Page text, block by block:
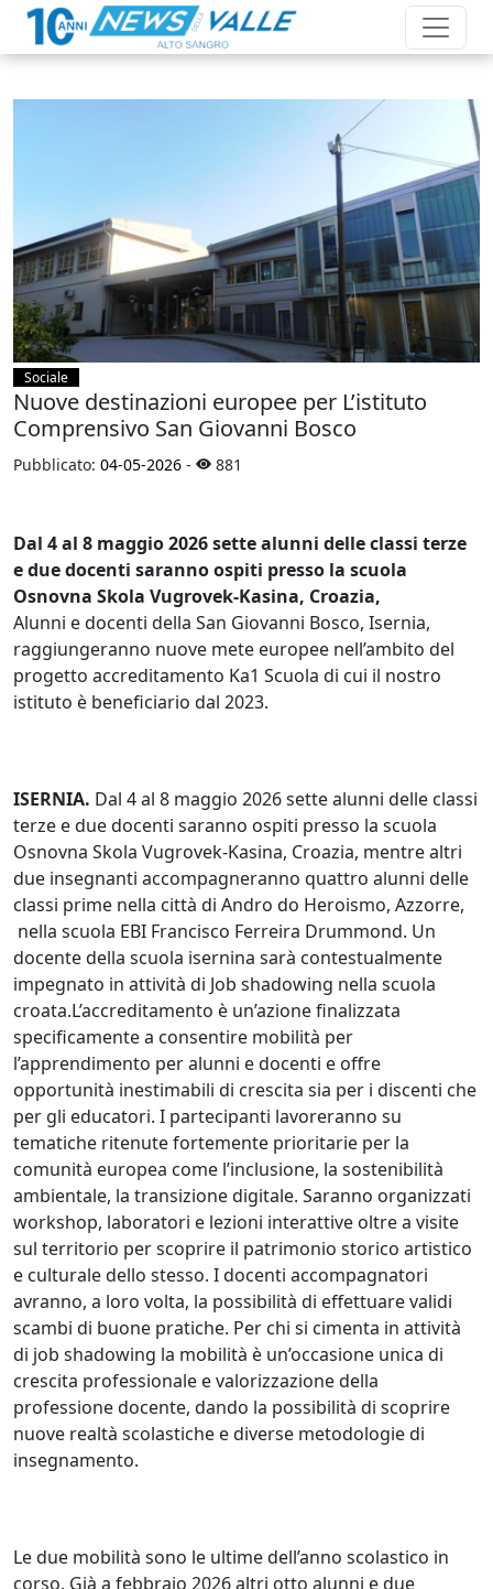
Sociale
Nuove destinazioni europee per L’istituto
Comprensivo San Giovanni Bosco
Pubblicato: 04-05-2026 - 881
Dal 4 al 8 maggio 2026 sette alunni delle classi terze
e due docenti saranno ospiti presso la scuola
Osnovna Skola Vugrovek-Kasina, Croazia,
Alunni e docenti della San Giovanni Bosco, Isernia,
raggiungeranno nuove mete europee nell’ambito del
progetto accreditamento Ka1 Scuola di cui il nostro
istituto è beneficiario dal 2023.
ISERNIA. Dal 4 al 8 maggio 2026 sette alunni delle classi
terze e due docenti saranno ospiti presso la scuola
Osnovna Skola Vugrovek-Kasina, Croazia, mentre altri
due insegnanti accompagneranno quattro alunni delle
classi prime nella città di Andro do Heroismo, Azzorre,
nella scuola EBI Francisco Ferreira Drummond. Un
docente della scuola isernina sarà contestualmente
impegnato in attività di Job shadowing nella scuola
croata.L’accreditamento è un’azione finalizzata
specificamente a consentire mobilità per
l’apprendimento per alunni e docenti e offre
opportunità inestimabili di crescita sia per i discenti che
per gli educatori. I partecipanti lavoreranno su
tematiche ritenute fortemente prioritarie per la
comunità europea come l’inclusione, la sostenibilità
ambientale, la transizione digitale. Saranno organizzati
workshop, laboratori e lezioni interattive oltre a visite
sul territorio per scoprire il patrimonio storico artistico
e culturale dello stesso. I docenti accompagnatori
avranno, a loro volta, la possibilità di effettuare validi
scambi di buone pratiche. Per chi si cimenta in attività
di job shadowing la mobilità è un’occasione unica di
crescita professionale e valorizzazione della
professione docente, dando la possibilità di scoprire
nuove realtà scolastiche e diverse metodologie di
insegnamento.
Le due mobilità sono le ultime dell’anno scolastico in
corso. Già a febbraio 2026 altri otto alunni e due